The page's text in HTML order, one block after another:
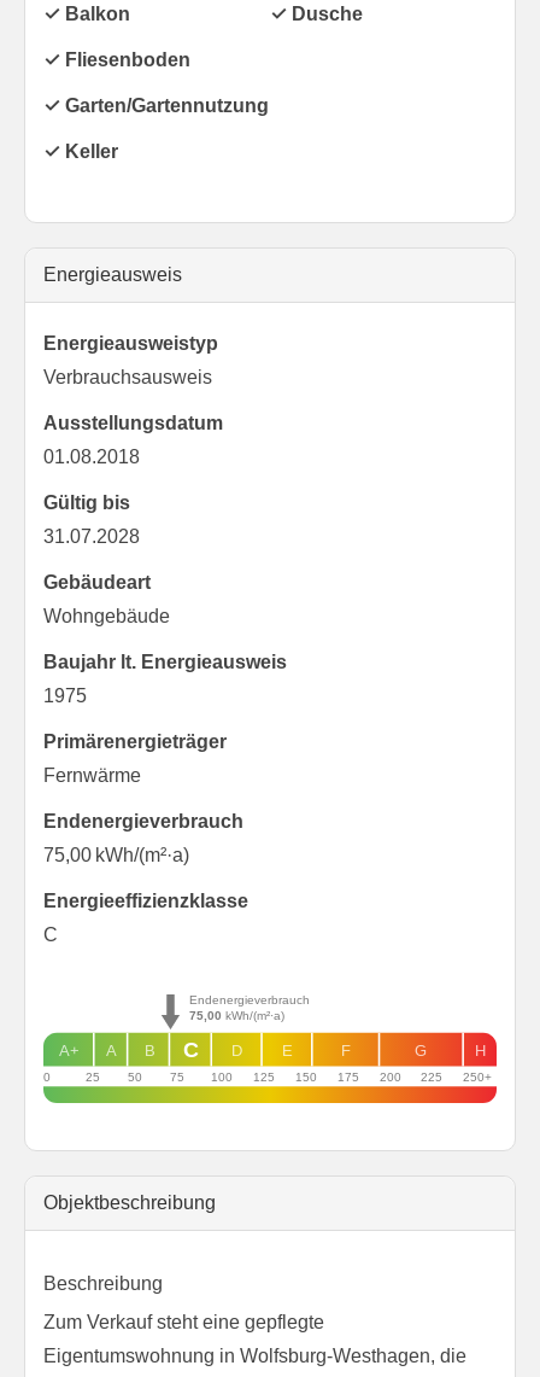
✓ Balkon ✓ Dusche
✓ Fliesenboden
✓ Garten/Gartennutzung
✓ Keller
Energieausweis
Energieausweistyp
Verbrauchs­ausweis
Ausstellungsdatum
01.08.2018
Gültig bis
31.07.2028
Gebäudeart
Wohngebäude
Baujahr lt. Energieausweis
1975
Primärenergieträger
Fernwärme
Endenergie­verbrauch
75,00 kWh/(m²·a)
Energie­effizienz­klasse
C
0 25 50 75 100 125 150 175 200 225 250+
H
G
F
E
D
B
A
A+ C
Endenergieverbrauch
75,00 kWh/(m²·a)
Objekt­beschreibung
Beschreibung
Zum Verkauf steht eine gepflegte
Eigentumswohnung in Wolfsburg-Westhagen, die